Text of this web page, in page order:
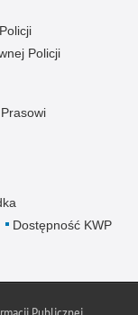
Policji
Dostępność KWP